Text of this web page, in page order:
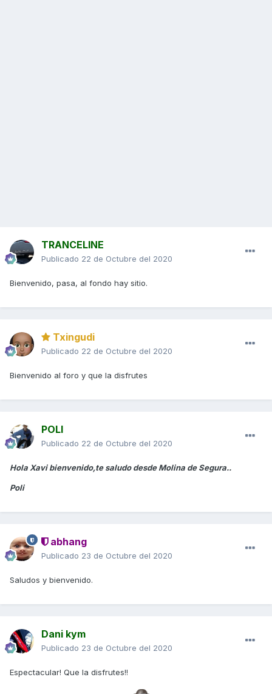
TRANCELINE
Publicado 22 de Octubre del 2020
Bienvenido, pasa, al fondo hay sitio.
Txingudi
Publicado 22 de Octubre del 2020
Bienvenido al foro y que la disfrutes
POLI
Publicado 22 de Octubre del 2020
Hola Xavi bienvenido,te saludo desde Molina de Segura..
Poli
abhang
Publicado 23 de Octubre del 2020
Saludos y bienvenido.
Dani kym
Publicado 23 de Octubre del 2020
Espectacular! Que la disfrutes!!